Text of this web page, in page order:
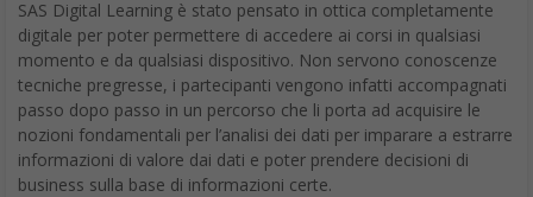
SAS Digital Learning è stato pensato in ottica completamente
digitale per poter permettere di accedere ai corsi in qualsiasi
momento e da qualsiasi dispositivo. Non servono conoscenze
tecniche pregresse, i partecipanti vengono infatti accompagnati
passo dopo passo in un percorso che li porta ad acquisire le
nozioni fondamentali per l’analisi dei dati per imparare a estrarre
informazioni di valore dai dati e poter prendere decisioni di
business sulla base di informazioni certe.